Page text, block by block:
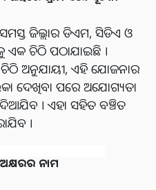
ସମସ୍ତ ଜିଲ୍ଲାର ଡିଏମ, ସିଡିଏ ଓ
ଏକ ଚିଠି ପଠାଯାଇଛି ।
ଚିଠି ଅନୁଯାୟୀ, ଏହି ଯୋଜନାର
ଦେଖିବା ପରେ ଅଯୋଗ୍ୟତା
ଦିଆଯିବ । ଏହା ସହିତ ବଞ୍ଚିତ
।
ନାମ